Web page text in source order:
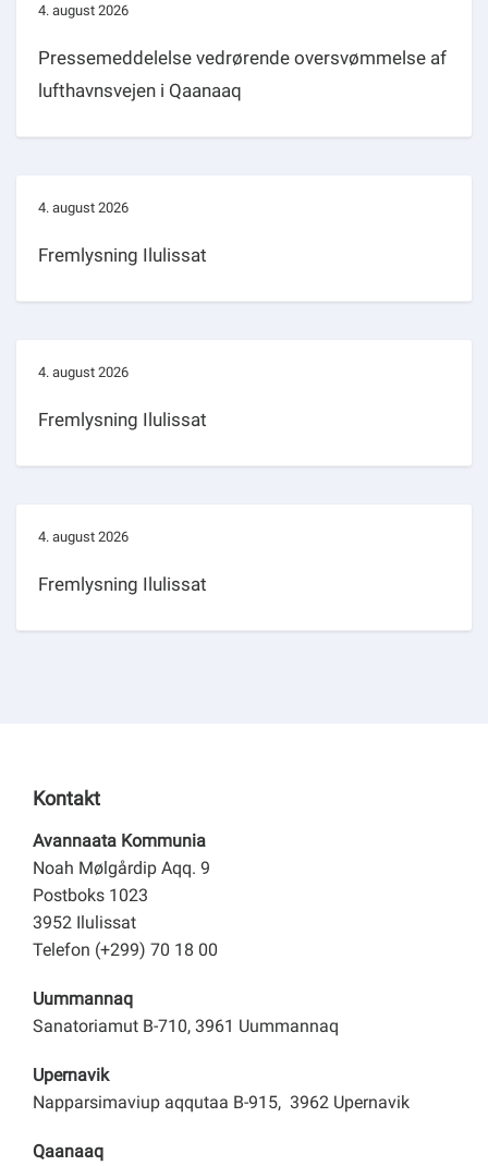
4. august 2026
Pressemeddelelse vedrørende oversvømmelse af
lufthavnsvejen i Qaanaaq
4. august 2026
Fremlysning Ilulissat
4. august 2026
Fremlysning Ilulissat
4. august 2026
Fremlysning Ilulissat
Kontakt
Avannaata Kommunia
Noah Mølgårdip Aqq. 9
Postboks 1023
3952 Ilulissat
Telefon (+299) 70 18 00
Uummannaq
Sanatoriamut B-710, 3961 Uummannaq
Upernavik
Napparsimaviup aqqutaa B-915, 3962 Upernavik
Qaanaaq